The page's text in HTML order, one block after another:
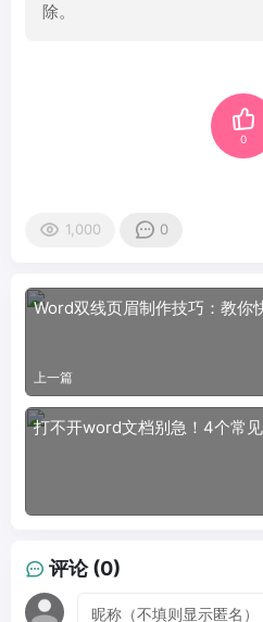
除。
0
1,000 0
Word双线页眉制作技巧：教你
上一篇
打不开word文档别急！4个常
评论 (0)